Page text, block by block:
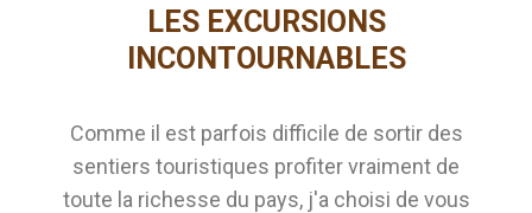
LES EXCURSIONS
INCONTOURNABLES
Comme il est parfois difficile de sortir des
sentiers touristiques profiter vraiment de
toute la richesse du pays, j'a choisi de vous